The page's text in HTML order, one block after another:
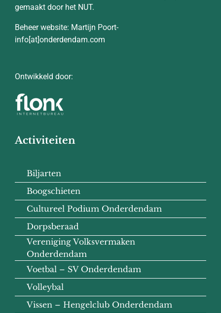
gemaakt door het NUT.
Beheer website: Martijn Poort-
info[at]onderdendam.com
Ontwikkeld door:
Activiteiten
Biljarten
Boogschieten
Cultureel Podium Onderdendam
Dorpsberaad
Vereniging Volksvermaken
Onderdendam
Voetbal – SV Onderdendam
Volleybal
Vissen – Hengelclub Onderdendam